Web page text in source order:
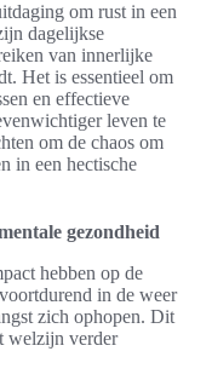
om rust in een
dagelijkse
van innerlijke
Het is essentieel om
en effectieve
leven te
om de chaos om
in een hectische
gezondheid
hebben op de
in de weer
zich ophopen. Dit
welzijn verder